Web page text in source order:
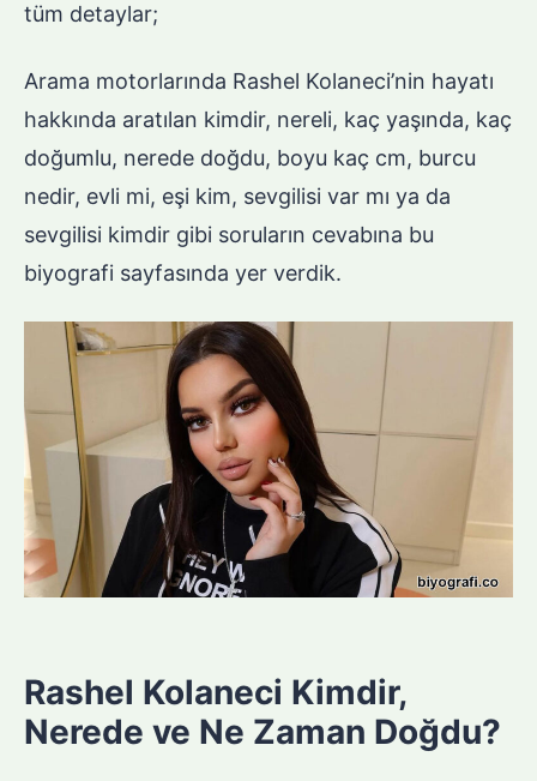
tüm detaylar;
Arama motorlarında Rashel Kolaneci’nin hayatı
hakkında aratılan kimdir, nereli, kaç yaşında, kaç
doğumlu, nerede doğdu, boyu kaç cm, burcu
nedir, evli mi, eşi kim, sevgilisi var mı ya da
sevgilisi kimdir gibi soruların cevabına bu
biyografi sayfasında yer verdik.
Rashel Kolaneci Kimdir,
Nerede ve Ne Zaman Doğdu?